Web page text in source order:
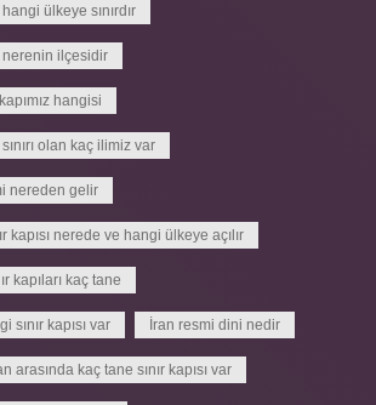
ülkeye sınırdır
nerenin ilçesidir
hangisi
olan kaç ilimiz var
nereden gelir
kapısı nerede ve hangi ülkeye açılır
kapıları kaç tane
sınır kapısı var İran resmi dini nedir
arasında kaç tane sınır kapısı var